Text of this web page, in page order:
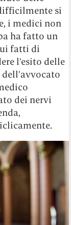
si
i medici non
ha fatto un
fatti di
l’esito delle
dei nervi